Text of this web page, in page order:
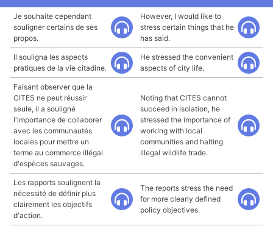
Je souhaite cependant
souligner certains de ses
propos.
However, I would like to
stress certain things that he
has said.
Il souligna les aspects
pratiques de la vie citadine.
He stressed the convenient
aspects of city life.
Faisant observer que la
CITES ne peut réussir
seule, il a souligné
l'importance de collaborer
avec les communautés
locales pour mettre un
terme au commerce illégal
d'espèces sauvages.
Noting that CITES cannot
succeed in isolation, he
stressed the importance of
working with local
communities and halting
illegal wildlife trade.
Les rapports soulignent la
nécessité de définir plus
clairement les objectifs
d'action.
The reports stress the need
for more clearly defined
policy objectives.